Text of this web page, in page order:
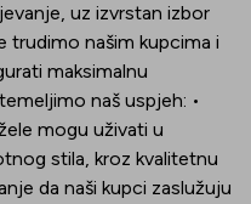
uz izvrstan izbor
trudimo našim kupcima i
maksimalnu
naš uspjeh: •
mogu uživati u
stila, kroz kvalitetnu
da naši kupci zaslužuju